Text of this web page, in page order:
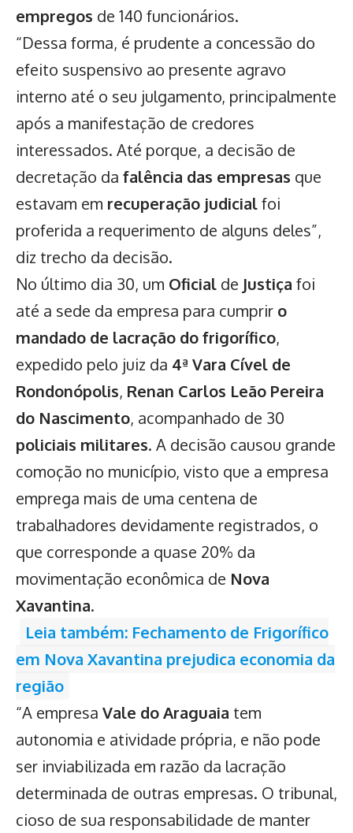
empregos de 140 funcionários.
“Dessa forma, é prudente a concessão do
efeito suspensivo ao presente agravo
interno até o seu julgamento, principalmente
após a manifestação de credores
interessados. Até porque, a decisão de
decretação da falência das empresas que
estavam em recuperação judicialfoi
proferida a requerimento de alguns deles”,
diz trecho da decisão.
No último dia 30, um Oficial de Justiça foi
até a sede da empresa para cumprir o
mandado de lacração do frigorífico,
expedido pelo juiz da 4ª Vara Cível de
Rondonópolis, Renan Carlos Leão Pereira
do Nascimento, acompanhado de 30
policiais militares. A decisão causou grande
comoção no município, visto que a empresa
emprega mais de uma centena de
trabalhadores devidamente registrados, o
que corresponde a quase 20% da
movimentação econômica de Nova
Xavantina.
Leia também: Fechamento de Frigorífico
em Nova Xavantina prejudica economia da
região
“A empresa Vale do Araguaia tem
autonomia e atividade própria, e não pode
ser inviabilizada em razão da lacração
determinada de outras empresas. O tribunal,
cioso de sua responsabilidade de manter